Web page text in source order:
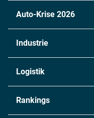
Auto-Krise 2026
Industrie
Chemie
Logistik
Rankings